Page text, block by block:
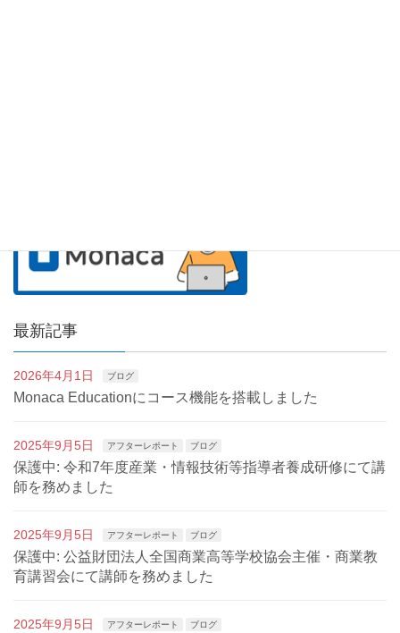
最新記事
2026年4月1日 ブログ
Monaca Educationにコース機能を搭載しました
2025年9月5日 アフターレポート ブログ
保護中: 令和7年度産業・情報技術等指導者養成研修にて講
師を務めました
2025年9月5日 アフターレポート ブログ
保護中: 公益財団法人全国商業高等学校協会主催・商業教
育講習会にて講師を務めました
2025年9月5日 アフターレポート ブログ